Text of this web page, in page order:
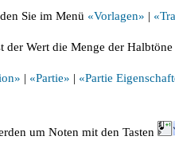
Sie im Menü «Vorlagen» |
Wert die Menge der
| «Partie» | «Partie
um Noten mit den Tasten